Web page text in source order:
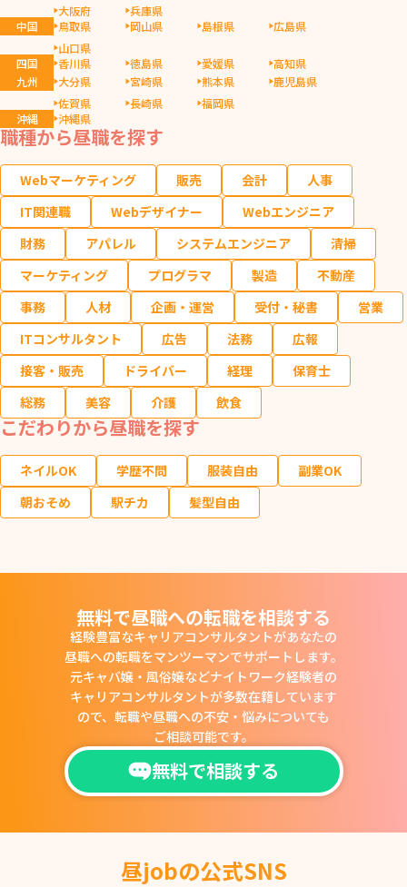
大阪府
兵庫県
中国
鳥取県 岡山県 島根県
広島県
山口県
四国
香川県 徳島県 愛媛県
高知県
九州
大分県 宮崎県 熊本県
鹿児島県
佐賀県
長崎県
福岡県
沖縄
沖縄県
職種から昼職を探す
Webマーケティング 販売 会計
人事
IT関連職
Webデザイナー
Webエンジニア
財務
アパレル システムエンジニア
清掃
マーケティング
プログラマ 製造
不動産
事務
人材 企画・運営 受付・秘書
営業
ITコンサルタント
広告 法務
広報
接客・販売
ドライバー 経理
保育士
総務
美容 介護 飲食
こだわりから昼職を探す
ネイルOK 学歴不問 服装自由
副業OK
朝おそめ
駅チカ 髪型自由
無料で昼職への転職を相談する
経験豊富なキャリアコンサルタントがあなたの
昼職への転職をマンツーマンでサポートします。
元キャバ嬢・風俗嬢などナイトワーク経験者の
キャリアコンサルタントが多数在籍しています
ので、 転職や昼職への不安・悩みについても
ご相談可能です。
無料で相談する
昼jobの公式SNS